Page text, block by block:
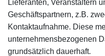
Lieferanten, Veranstaltern
Geschäftspartnern, z.B.
Kontaktaufnahme. Diese
unternehmensbezogenen
grundsätzlich dauerhaft.